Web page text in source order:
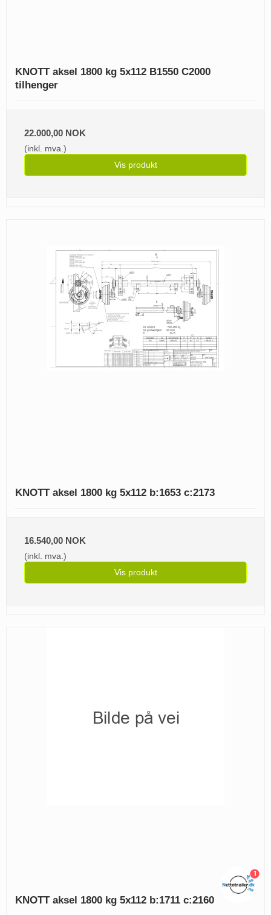
KNOTT aksel 1800 kg 5x112 B1550 C2000
tilhenger
22.000,00 NOK
(inkl. mva.)
Vis produkt
KNOTT aksel 1800 kg 5x112 b:1653 c:2173
16.540,00 NOK
(inkl. mva.)
Vis produkt
KNOTT aksel 1800 kg 5x112 b:1711 c:2160
1